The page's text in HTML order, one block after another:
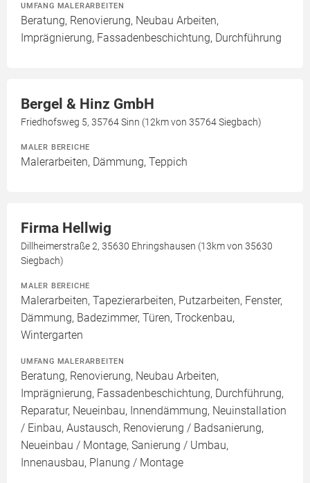
UMFANG MALERARBEITEN
Beratung, Renovierung, Neubau Arbeiten,
Imprägnierung, Fassadenbeschichtung, Durchführung
Bergel & Hinz GmbH
Friedhofsweg 5, 35764 Sinn (12km von 35764 Siegbach)
MALER BEREICHE
Malerarbeiten, Dämmung, Teppich
Firma Hellwig
Dillheimerstraße 2, 35630 Ehringshausen (13km von 35630
Siegbach)
MALER BEREICHE
Malerarbeiten, Tapezierarbeiten, Putzarbeiten, Fenster,
Dämmung, Badezimmer, Türen, Trockenbau,
Wintergarten
UMFANG MALERARBEITEN
Beratung, Renovierung, Neubau Arbeiten,
Imprägnierung, Fassadenbeschichtung, Durchführung,
Reparatur, Neueinbau, Innendämmung, Neuinstallation
/ Einbau, Austausch, Renovierung / Badsanierung,
Neueinbau / Montage, Sanierung / Umbau,
Innenausbau, Planung / Montage